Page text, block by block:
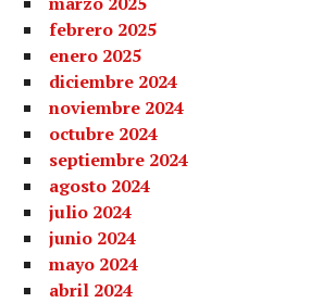
febrero 2025
enero 2025
diciembre 2024
noviembre 2024
octubre 2024
septiembre 2024
agosto 2024
julio 2024
junio 2024
mayo 2024
abril 2024